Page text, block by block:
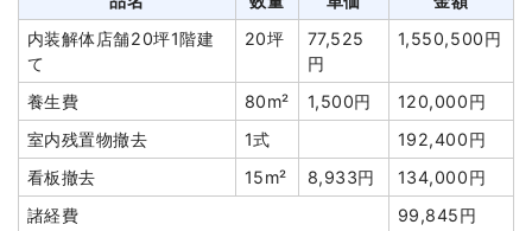
軽量鉄骨造店舗12坪1階建
て
12坪 17,333円 208,000円
木造住宅12坪2階建て 12坪
24,940
円
299,280円
木造住宅15坪2階建て 15坪
32,667
円
490,000円
CB造小屋11坪1階建て 351,622円
室内残置物撤去
25m³
15,000
円
375,000円
植木・植栽撤去 2m³
15,000
円
30,000円
駐車場撤去 1式
60,000円
諸経費
380,000円
内装解体店舗20坪1階建
て
20坪
77,525
円
1,550,500円
養生費 80m² 1,500円
120,000円
室内残置物撤去
1式
192,400円
看板撤去
15m² 8,933円
134,000円
諸経費
99,845円